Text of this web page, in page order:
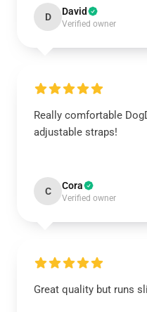
D David
Verified owner
Really comfortable
adjustable straps!
C Cora
Verified owner
Great quality but runs